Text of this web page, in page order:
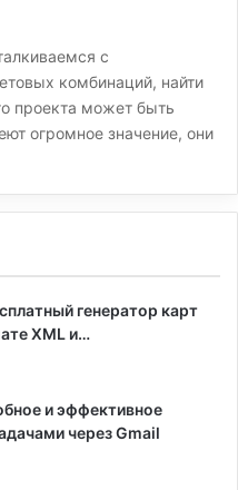
с
комбинаций, найти
проекта может быть
огромное значение, они
генератор карт
XML и…
и эффективное
через Gmail